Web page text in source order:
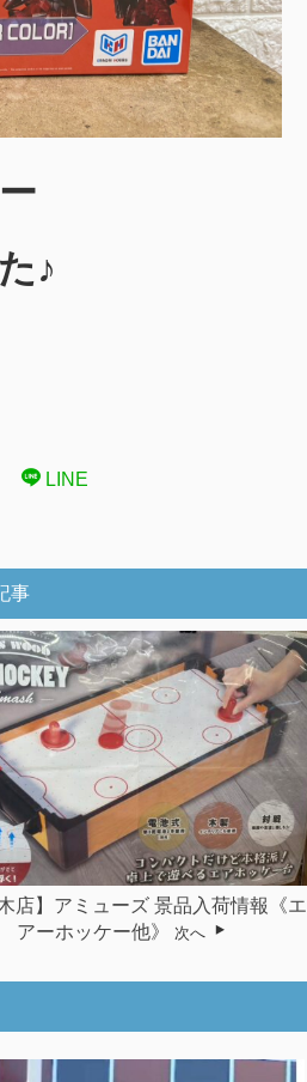
♪
LINE
事
木店】アミューズ 景品入荷情報《エ
アーホッケー他》
次へ